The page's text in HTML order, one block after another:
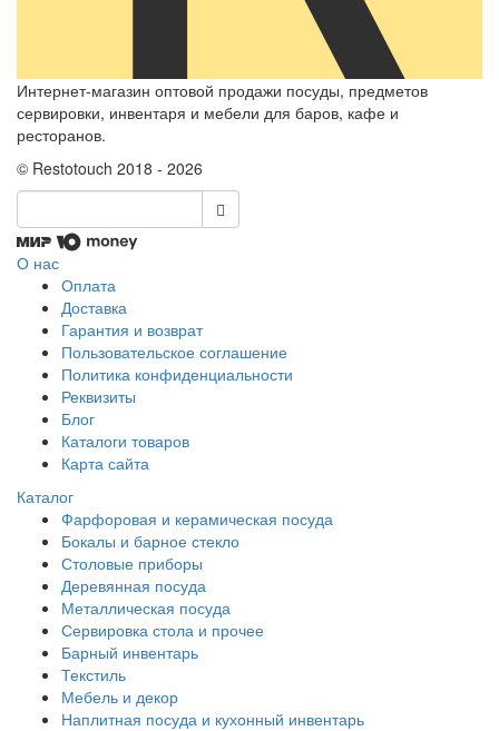
Интернет-магазин оптовой продажи посуды, предметов
сервировки, инвентаря и мебели для баров, кафе и
ресторанов.
© Restotouch 2018 - 2026
О нас
Оплата
Доставка
Гарантия и возврат
Пользовательское соглашение
Политика конфиденциальности
Реквизиты
Блог
Каталоги товаров
Карта сайта
Каталог
Фарфоровая и керамическая посуда
Бокалы и барное стекло
Столовые приборы
Деревянная посуда
Металлическая посуда
Сервировка стола и прочее
Барный инвентарь
Текстиль
Мебель и декор
Наплитная посуда и кухонный инвентарь